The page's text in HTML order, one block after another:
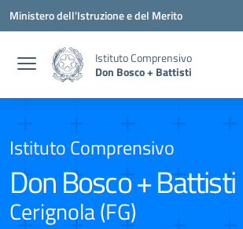
Vai ai contenuti
Vai al menu di navigazione
Vai al footer
Ministero dell'Istruzione e del Merito
Istituto Comprensivo
Don Bosco + Battisti
Istituto Comprensivo
Don Bosco + Battisti
Cerignola (FG)